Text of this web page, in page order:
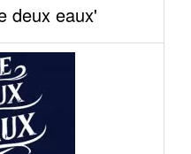
deux eaux'